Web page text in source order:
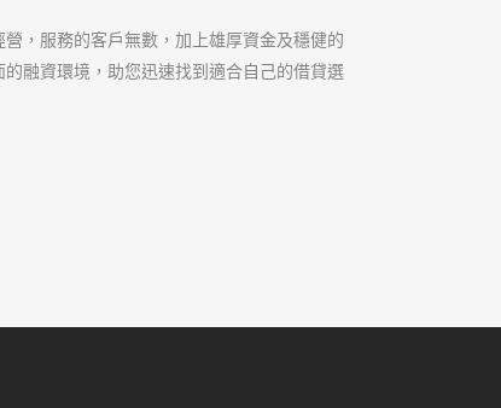
，服務的客戶無數，加上雄厚資金及穩健的
融資環境，助您迅速找到適合自己的借貸選